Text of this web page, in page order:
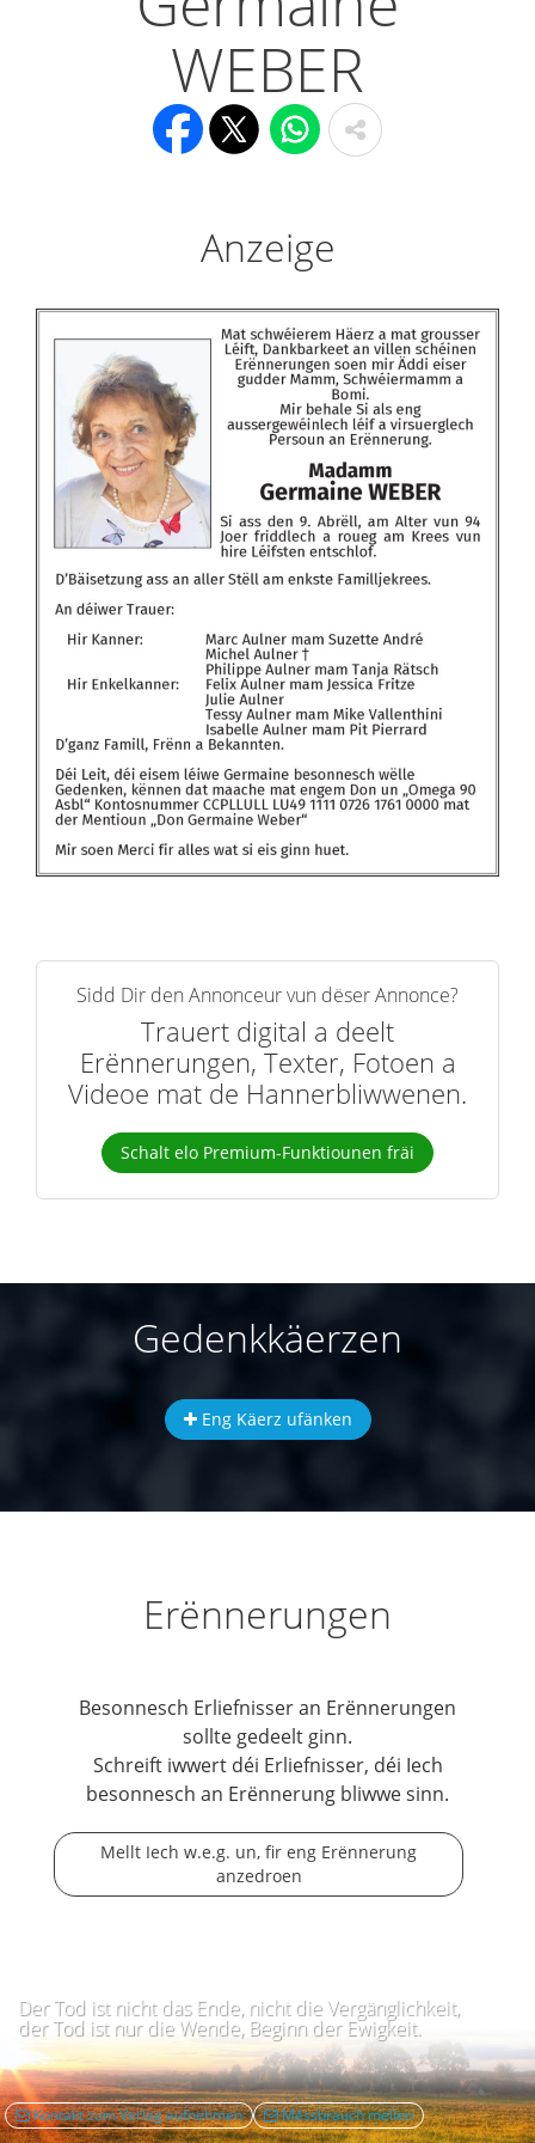
WEBER
Anzeige
Sidd Dir den Annonceur vun dëser Annonce?
Trauert digital a deelt
Erënnerungen, Texter, Fotoen a
Videoe mat de Hannerbliwwenen.
Schalt elo Premium-Funktiounen fräi
Gedenkkäerzen
Eng Käerz ufänken
Erënnerungen
Besonnesch Erliefnisser an Erënnerungen
sollte gedeelt ginn.
Schreift iwwert déi Erliefnisser, déi Iech
besonnesch an Erënnerung bliwwe sinn.
Mellt Iech w.e.g. un, fir eng Erënnerung
anzedroen
Der Tod ist nicht das Ende, nicht die Vergänglichkeit,
der Tod ist nur die Wende, Beginn der Ewigkeit.
Kontakt zum Verlag aufnehmen Mëssbrauch mellen